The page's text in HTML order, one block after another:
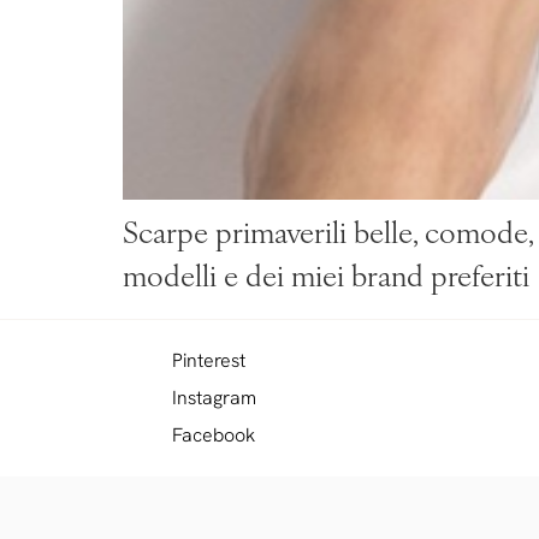
Scarpe primaverili belle,
modelli e dei miei brand preferiti
Pinterest
Instagram
Facebook